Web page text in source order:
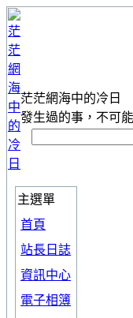
茫茫網海中的冷日
發生過的事，不可
主選單
首頁
站長日誌
資訊中心
電子相簿